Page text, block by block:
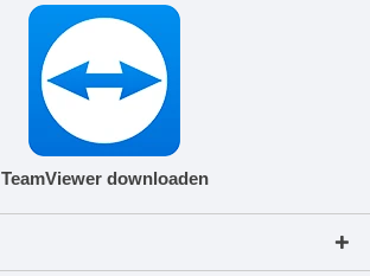
TeamViewer downloaden